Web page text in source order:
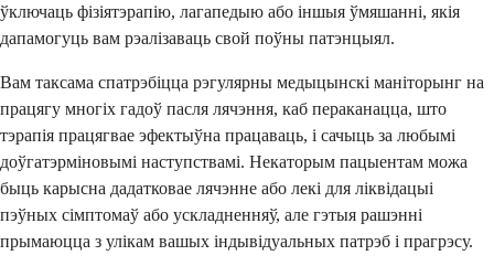
ўключаць фізіятэрапію, лагапедыю або іншыя ўмяшанні, якія
дапамогуць вам рэалізаваць свой поўны патэнцыял.
Вам таксама спатрэбіцца рэгулярны медыцынскі маніторынг на
працягу многіх гадоў пасля лячэння, каб пераканацца, што
тэрапія працягвае эфектыўна працаваць, і сачыць за любымі
доўгатэрміновымі наступствамі. Некаторым пацыентам можа
быць карысна дадатковае лячэнне або лекі для ліквідацыі
пэўных сімптомаў або ускладненняў, але гэтыя рашэнні
прымаюцца з улікам вашых індывідуальных патрэб і прагрэсу.